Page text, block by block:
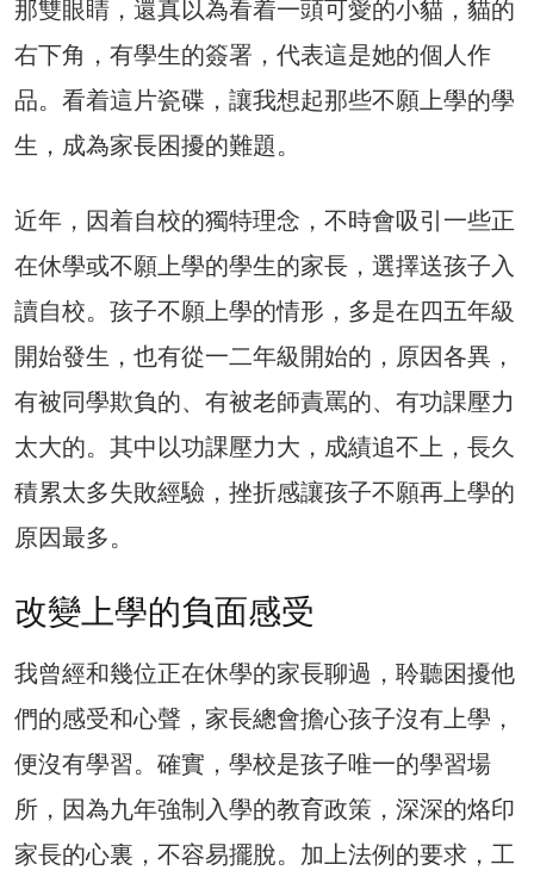
那雙眼睛，還真以為看着一頭可愛的小貓，貓的
右下角，有學生的簽署，代表這是她的個人作
品。看着這片瓷碟，讓我想起那些不願上學的學
生，成為家長困擾的難題。
近年，因着自校的獨特理念，不時會吸引一些正
在休學或不願上學的學生的家長，選擇送孩子入
讀自校。孩子不願上學的情形，多是在四五年級
開始發生，也有從一二年級開始的，原因各異，
有被同學欺負的、有被老師責罵的、有功課壓力
太大的。其中以功課壓力大，成績追不上，長久
積累太多失敗經驗，挫折感讓孩子不願再上學的
原因最多。
改變上學的負面感受
我曾經和幾位正在休學的家長聊過，聆聽困擾他
們的感受和心聲，家長總會擔心孩子沒有上學，
便沒有學習。確實，學校是孩子唯一的學習場
所，因為九年強制入學的教育政策，深深的烙印
家長的心裏，不容易擺脫。加上法例的要求，工